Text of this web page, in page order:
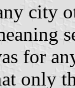
city
for
only